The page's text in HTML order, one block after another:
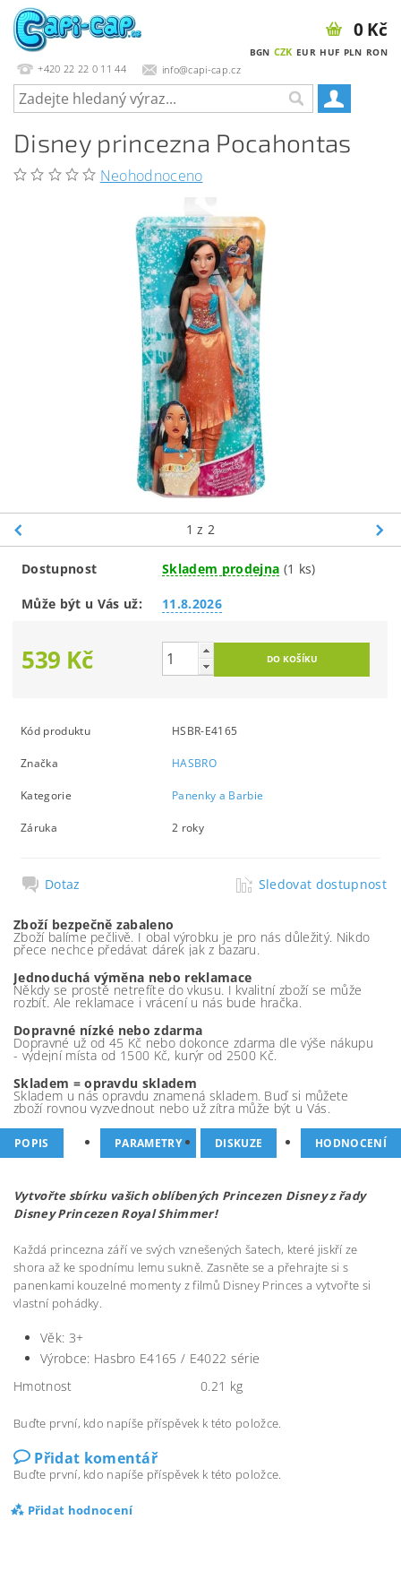
+420 22 22 0 11 44 info@capi-cap.cz
BGN CZK EUR HUF PLN RON
0 Kč
Disney princezna Pocahontas
Neohodnoceno
1 z 2
Dostupnost Skladem prodejna (1 ks)
Může být u Vás už: 11.8.2026
539 Kč
Kód produktu HSBR-E4165
Značka HASBRO
Kategorie Panenky a Barbie
Záruka 2 roky
Dotaz Sledovat dostupnost
Zboží bezpečně zabaleno
Zboží balíme pečlivě. I obal výrobku je pro nás důležitý. Nikdo
přece nechce předávat dárek jak z bazaru.
Jednoduchá výměna nebo reklamace
Někdy se prostě netrefíte do vkusu. I kvalitní zboží se může
rozbít. Ale reklamace i vrácení u nás bude hračka.
Dopravné nízké nebo zdarma
Dopravné už od 45 Kč nebo dokonce zdarma dle výše nákupu
- výdejní místa od 1500 Kč, kurýr od 2500 Kč.
Skladem = opravdu skladem
Skladem u nás opravdu znamená skladem. Buď si můžete
zboží rovnou vyzvednout nebo už zítra může být u Vás.
POPIS PARAMETRY DISKUZE HODNOCENÍ
Vytvořte sbírku vašich oblíbených Princezen Disney z řady
Disney Princezen Royal Shimmer!
Každá princezna září ve svých vznešených šatech, které jiskří ze
shora až ke spodnímu lemu sukně. Zasněte se a přehrajte si s
panenkami kouzelné momenty z filmů Disney Princes a vytvořte si
vlastní pohádky.
Věk: 3+
Výrobce: Hasbro E4165 / E4022 série
Hmotnost
0.21 kg
Buďte první, kdo napíše příspěvek k této položce.
Přidat komentář
Buďte první, kdo napíše příspěvek k této položce.
Přidat hodnocení